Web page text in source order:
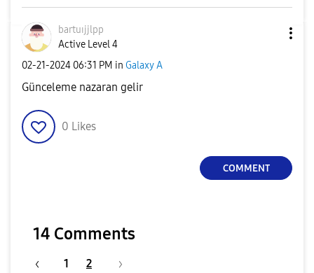
bartuıjjlpp
Active Level 4
‎02-21-2024 06:31 PM in Galaxy A
Günceleme nazaran gelir
0 Likes
COMMENT
14 Comments
1 2